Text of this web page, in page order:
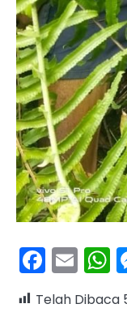
Telah Dibaca